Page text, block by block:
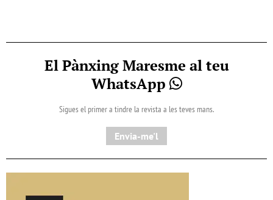
El Pànxing Maresme al teu
WhatsApp
Sigues el primer a tindre la revista a les teves mans.
Envia-me'l